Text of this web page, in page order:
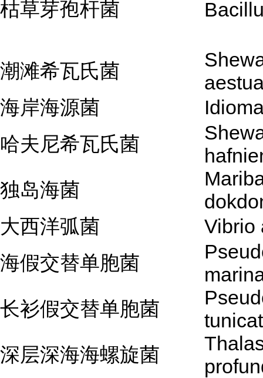
枯草芽孢杆菌
潮滩希瓦氏菌
海岸海源菌
哈夫尼希瓦氏菌
独岛海菌
大西洋弧菌
Vibrio
海假交替单胞菌
长衫假交替单胞菌
深层深海海螺旋菌